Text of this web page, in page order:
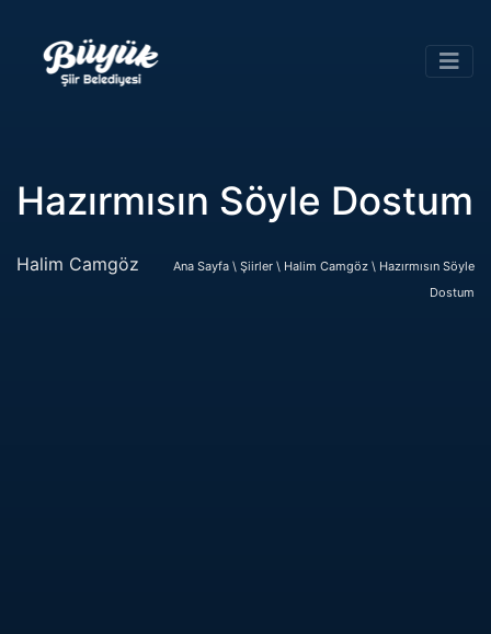
Hazırmısın Söyle Dostum
Halim Camgöz Ana Sayfa \ Şiirler \ Halim Camgöz \ Hazırmısın Söyle
Dostum